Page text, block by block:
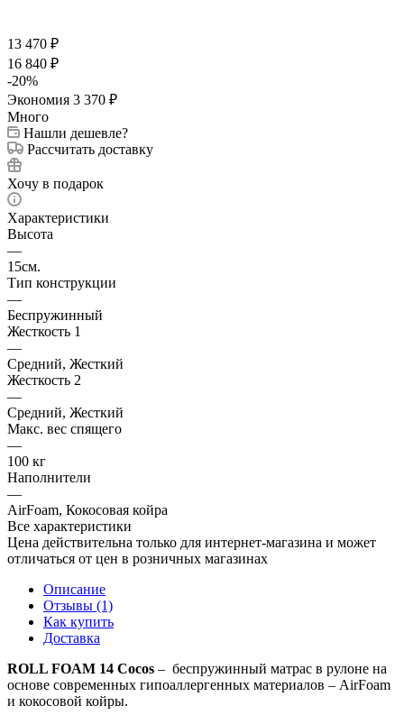
13 470 ₽
16 840 ₽
-20%
Экономия 3 370 ₽
Много
Нашли дешевле?
Рассчитать доставку
Хочу в подарок
Характеристики
Высота
—
15см.
Тип конструкции
—
Беспружинный
Жесткость 1
—
Средний, Жесткий
Жесткость 2
—
Средний, Жесткий
Макс. вес спящего
—
100 кг
Наполнители
—
AirFoam, Кокосовая койра
Все характеристики
Цена действительна только для интернет-магазина и может
отличаться от цен в розничных магазинах
Описание
Отзывы (1)
Как купить
Доставка
ROLL FOAM 14 Cocos – беспружинный матрас в рулоне на
основе современных гипоаллергенных материалов – AirFoam
и кокосовой койры.